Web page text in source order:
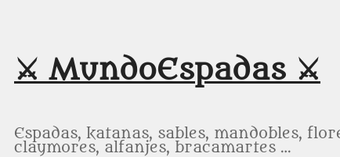
contenido
⚔️ MundoEspadas ⚔️
Espadas, katanas, sables, mandobles,
claymores, alfanjes, bracamartes …